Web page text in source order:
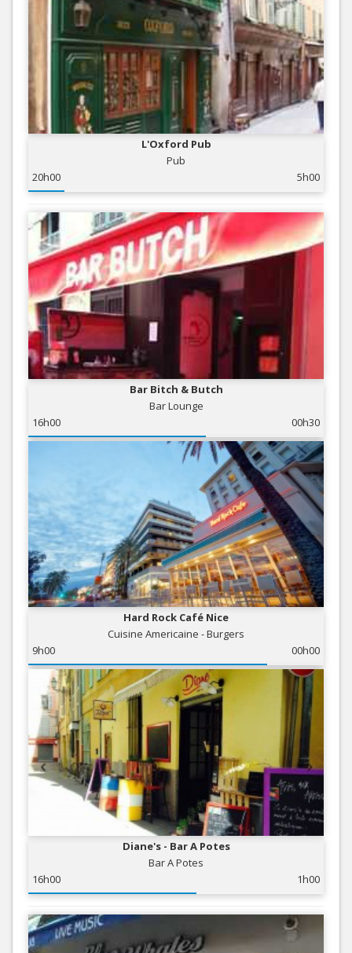
L'Oxford Pub
Pub
20h00
5h00
Bar Bitch & Butch
Bar Lounge
16h00
00h30
Hard Rock Café Nice
Cuisine Americaine - Burgers
9h00
00h00
Diane's - Bar A Potes
Bar A Potes
16h00
1h00